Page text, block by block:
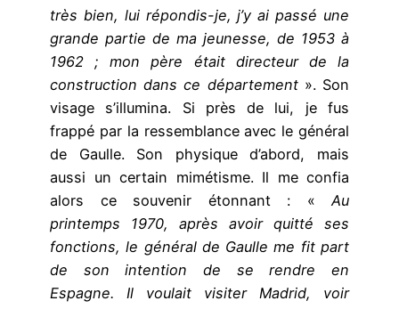
très bien, lui répondis-je, j’y ai passé une
grande partie de ma jeunesse, de 1953 à
1962 ; mon père était directeur de la
construction dans ce département». Son
visage s’illumina. Si près de lui, je fus
frappé par la ressemblance avec le général
de Gaulle. Son physique d’abord, mais
aussi un certain mimétisme. Il me confia
alors ce souvenir étonnant : « Au
printemps 1970, après avoir quitté ses
fonctions, le général de Gaulle me fit part
de son intention de se rendre en
Espagne. Il voulait visiter Madrid, voir